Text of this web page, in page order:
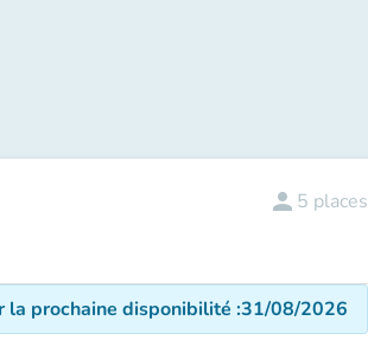
person 5 places
la prochaine disponibilité :31/08/2026